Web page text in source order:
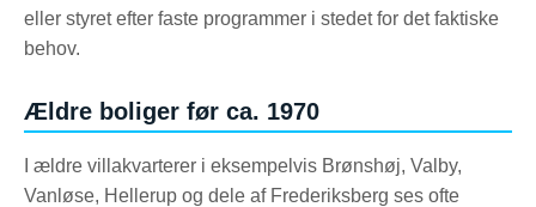
eller styret efter faste programmer i stedet for det faktiske
behov.
Ældre boliger før ca. 1970
I ældre villakvarterer i eksempelvis Brønshøj, Valby,
Vanløse, Hellerup og dele af Frederiksberg ses ofte